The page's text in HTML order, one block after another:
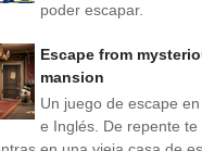
poder escapar.
Escape from
mansion
Un juego de escape
e Inglés. De repente te